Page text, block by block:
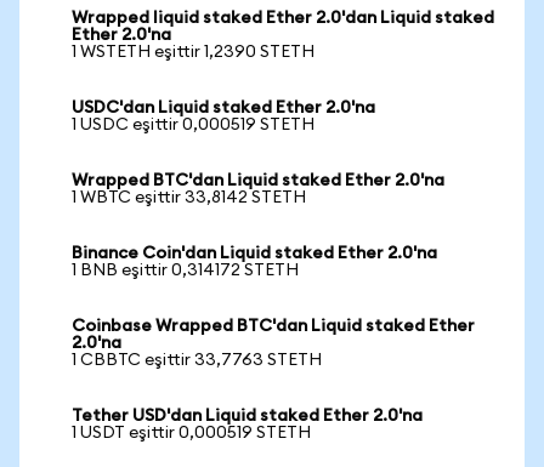
Wrapped liquid staked Ether 2.0'dan Liquid staked
Ether 2.0'na
1 WSTETH eşittir 1,2390 STETH
USDC'dan Liquid staked Ether 2.0'na
1 USDC eşittir 0,000519 STETH
Wrapped BTC'dan Liquid staked Ether 2.0'na
1 WBTC eşittir 33,8142 STETH
Binance Coin'dan Liquid staked Ether 2.0'na
1 BNB eşittir 0,314172 STETH
Coinbase Wrapped BTC'dan Liquid staked Ether
2.0'na
1 CBBTC eşittir 33,7763 STETH
Tether USD'dan Liquid staked Ether 2.0'na
1 USDT eşittir 0,000519 STETH